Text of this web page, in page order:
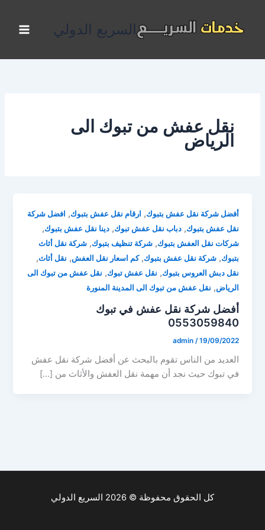
المحتوى
السريع الدولي
نقل عفش من تبوك الى
الرياض
أفضل شركة نقل عفش بتبوك, ارقام نقل عفش بتبوك, افضل شركة
نقل عفش بتبوك,دباب نقل عفش تبوك,دينا نقل عفش بتبوك,
شركات نقل العفش بتبوك,شركة تنظيف بتبوك,شركة نقل أثاث
بتبوك,شركة نقل عفش بتبوك,كم اسعار نقل العفش, نقل أثاث,
نقل دبش العروس بتبوك, نقل عفش تبوك, نقل عفش من تبوك الى
الرياض, نقل عفش من تبوك الى المدينة المنورة
أفضل شركة نقل عفش في تبوك
0553059840
admin /19/09/2022
العديد من الناس تقوم بالبحث عن أفضل شركة نقل عفش
في تبوك حيث نجد أن مهمة نقل العفش والأثاث من […]
كل الحقوق محفوظة © 2026 السريع الدولي